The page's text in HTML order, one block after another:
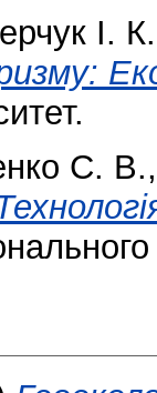
І. К.
С. В.